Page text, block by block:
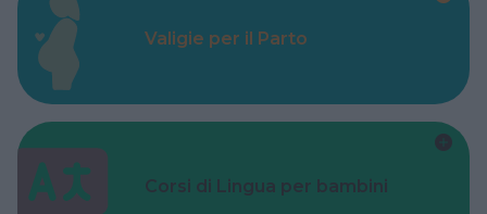
Valigie per il Parto
Corsi di Lingua per bambini